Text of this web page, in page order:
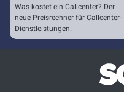
Was kostet ein Callcenter? Der
neue Preisrechner für Callcenter-
Dienstleistungen.